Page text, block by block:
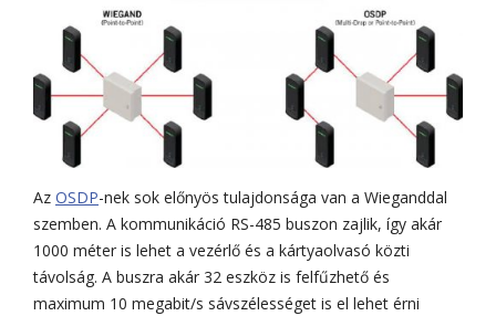
Az OSDP-nek sok előnyös tulajdonsága van a Wieganddal
szemben. A kommunikáció RS-485 buszon zajlik, így akár
1000 méter is lehet a vezérlő és a kártyaolvasó közti
távolság. A buszra akár 32 eszköz is felfűzhető és
maximum 10 megabit/s sávszélességet is el lehet érni